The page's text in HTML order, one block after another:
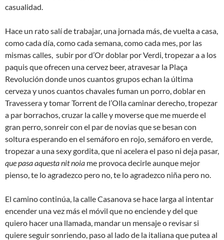
casualidad.
Hace un rato salí de trabajar, una jornada más, de vuelta a casa,
como cada día, como cada semana, como cada mes, por las
mismas calles, subir por d’Or doblar por Verdi, tropezar a a los
paquis que ofrecen una cervez beer, atravesar la Plaça
Revolución donde unos cuantos grupos echan la última
cerveza y unos cuantos chavales fuman un porro, doblar en
Travessera y tomar Torrent de l’Olla caminar derecho, tropezar
a par borrachos, cruzar la calle y moverse que me muerde el
gran perro, sonreir con el par de novias que se besan con
soltura esperando en el semáforo en rojo, semáforo en verde,
tropezar a una sexy gordita, que ni acelera el paso ni deja pasar,
que pasa aquesta nit noia me provoca decirle aunque mejor
pienso, te lo agradezco pero no, te lo agradezco niña pero no.
El camino continúa, la calle Casanova se hace larga al intentar
encender una vez más el móvil que no enciende y del que
quiero hacer una llamada, mandar un mensaje o revisar si
quiere seguir sonriendo, paso al lado de la italiana que putea al